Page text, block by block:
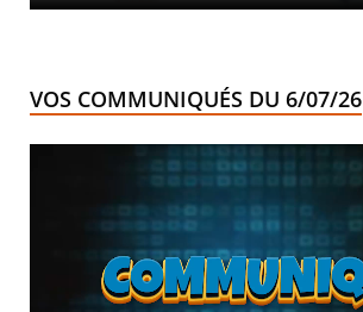
VOS COMMUNIQUÉS DU 6/07/26